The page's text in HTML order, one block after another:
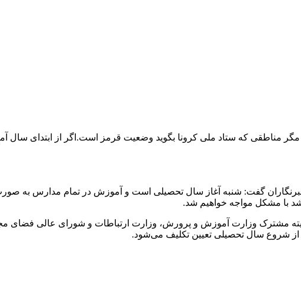
مناطقی که ستاد ملی کرونا بگوید وضعیت قرمز است.اگر از ابتدای سال
خبرنگاران گفت: شنبه آغاز سال تحصیلی است و آموزش در تمام مدارس به
با مشکل مواجه خواهیم شد.
مشترک وزارت آموزش و پرورش، وزارت ارتباطات و شورای عالی فضای
از شروع سال تحصیلی تعیین تکلیف می‌شود‌.